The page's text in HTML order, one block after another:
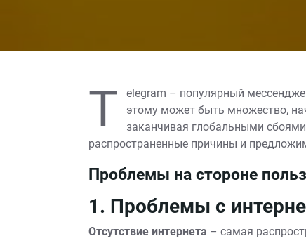
T
elegram – популярный
этому может быть множество,
заканчивая глобальными
распространенные причины и
Проблемы на стороне
1. Проблемы с
Отсутствие интернета – самая